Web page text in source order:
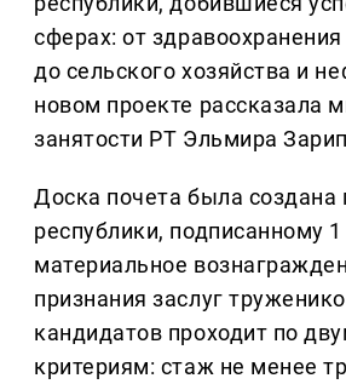
сферах: от
до сельского хозяйства и
новом проекте рассказала
занятости РТ Эльмира
Доска почета была создана
республики, подписанному
материальное
признания заслуг
кандидатов проходит по
критериям: стаж не менее